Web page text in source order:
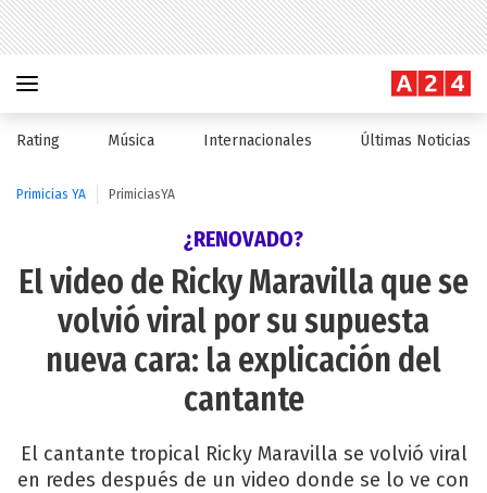
Rating Música Internacionales Últimas Noticias
Primicias YA PrimiciasYA
¿RENOVADO?
El video de Ricky Maravilla que se
volvió viral por su supuesta
nueva cara: la explicación del
cantante
El cantante tropical Ricky Maravilla se volvió viral
en redes después de un video donde se lo ve con